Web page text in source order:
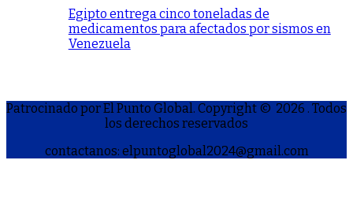
Egipto entrega cinco toneladas de
medicamentos para afectados por sismos en
Venezuela
Patrocinado por El Punto Global. Copyright © 2026 . Todos
los derechos reservados
contactanos: elpuntoglobal2024@gmail.com